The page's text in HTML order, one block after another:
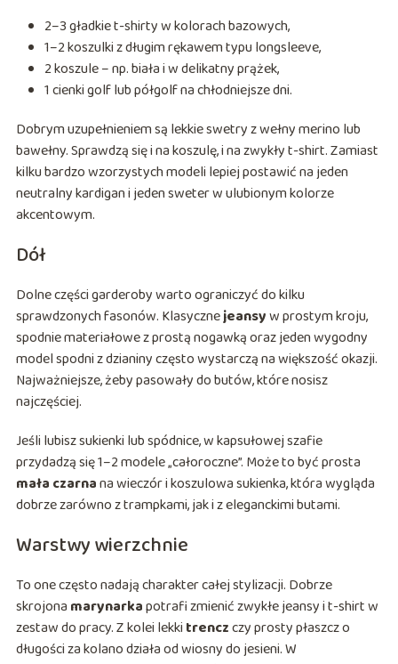
2–3 gładkie t-shirty w kolorach bazowych,
1–2 koszulki z długim rękawem typu longsleeve,
2 koszule – np. biała i w delikatny prążek,
1 cienki golf lub półgolf na chłodniejsze dni.
Dobrym uzupełnieniem są lekkie swetry z wełny merino lub
bawełny. Sprawdzą się i na koszulę, i na zwykły t-shirt. Zamiast
kilku bardzo wzorzystych modeli lepiej postawić na jeden
neutralny kardigan i jeden sweter w ulubionym kolorze
akcentowym.
Dół
Dolne części garderoby warto ograniczyć do kilku
sprawdzonych fasonów. Klasycznejeansyw prostym kroju,
spodnie materiałowe z prostą nogawką oraz jeden wygodny
model spodni z dzianiny często wystarczą na większość okazji.
Najważniejsze, żeby pasowały do butów, które nosisz
najczęściej.
Jeśli lubisz sukienki lub spódnice, w kapsułowej szafie
przydadzą się 1–2 modele „całoroczne”. Może to być prosta
mała czarnana wieczór i koszulowa sukienka, która wygląda
dobrze zarówno z trampkami, jak i z eleganckimi butami.
Warstwy wierzchnie
To one często nadają charakter całej stylizacji. Dobrze
skrojona marynarkapotrafi zmienić zwykłe jeansy i t-shirt w
zestaw do pracy. Z kolei lekki trenczczy prosty płaszcz o
długości za kolano działa od wiosny do jesieni. W